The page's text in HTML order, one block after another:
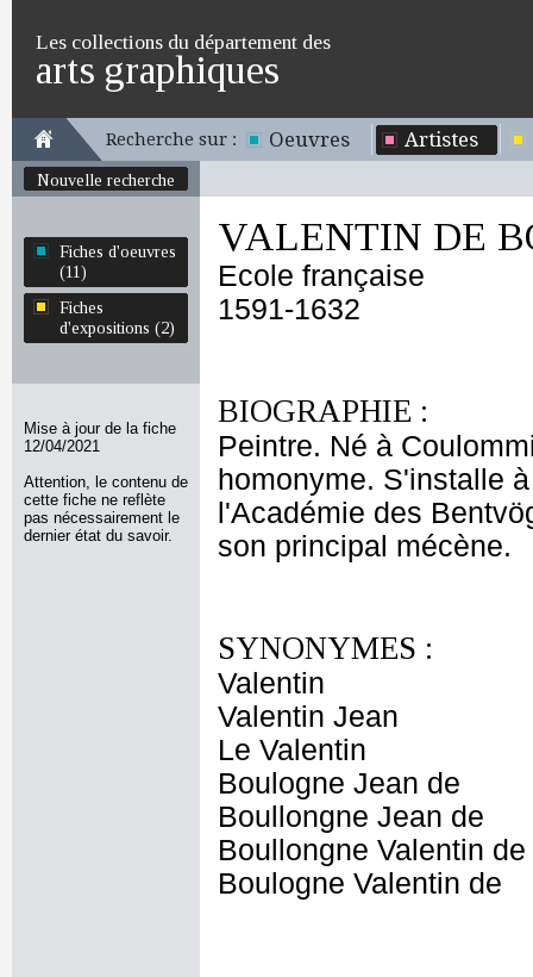
Les collections du département des
arts graphiques
Recherche sur : Oeuvres Artistes
Nouvelle recherche
Fiches d'oeuvres
(11)
Fiches
d'expositions (2)
Mise à jour de la fiche
12/04/2021
Attention, le contenu de
cette fiche ne reflète
pas nécessairement le
dernier état du savoir.
VALENTIN DE
Ecole française
1591-1632
BIOGRAPHIE :
Peintre. Né à
homonyme. S'installe
l'Académie des
son principal mécène.
SYNONYMES :
Valentin
Valentin Jean
Le Valentin
Boulogne Jean de
Boullongne Jean de
Boullongne Valentin de
Boulogne Valentin de